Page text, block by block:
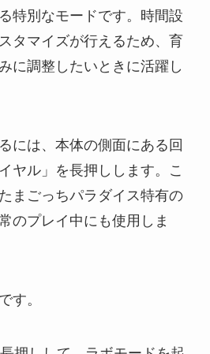
特別なモードです。時間設
タマイズが行えるため、育
に調整したいときに活躍し
には、本体の側面にある回
ヤル」を長押しします。こ
まごっちパラダイス特有の
のプレイ中にも使用しま
す。